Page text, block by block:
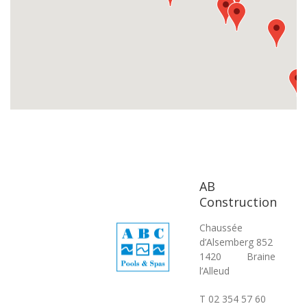
AB
Construction
Chaussée
d’Alsemberg 852
1420 Braine
l’Alleud
T 02 354 57 60